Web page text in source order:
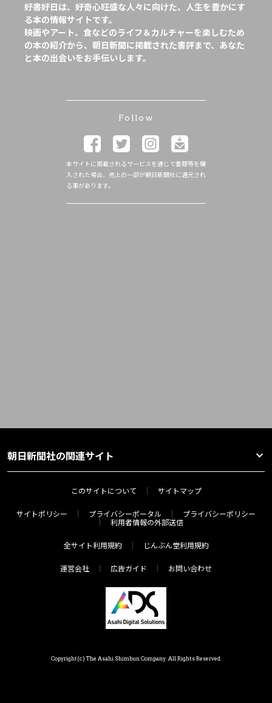
好書好日は、好奇心旺盛な人々に向けた、人生を豊かにす
る本の情報サイトです。
映画やアート、食などのライフ＆カルチャーを楽しむため
の本の紹介から、朝日新聞に掲載された書評まで、あなた
と本の出会いをお手伝いします。
Follow
本サイトに掲載されるサービスを通じて書籍等を購
入された場合、売上の一部が朝日新聞社に還元され
る事があります。
朝日新聞社の関連サイト
このサイトについて サイトマップ
サイトポリシー プライバシーポータル
プライバシーポリシー
利用者情報の外部送信
全サイト利用規約 じんぶん堂利用規約
運営会社 広告ガイド お問い合わせ
Copyright(c) The Asahi Shimbun Company. All Rights Reserved.